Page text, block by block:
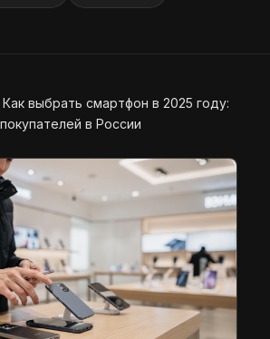
Как выбрать смартфон в 2025 году:
в России